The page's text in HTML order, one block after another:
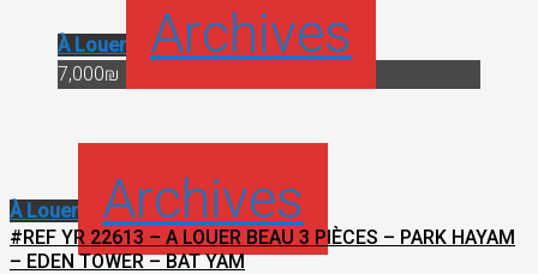
À Louer Archives
7,000₪
À Louer Archives
#REF YR 22613 – A LOUER BEAU 3 PIÈCES – PARK HAYAM
– EDEN TOWER – BAT YAM